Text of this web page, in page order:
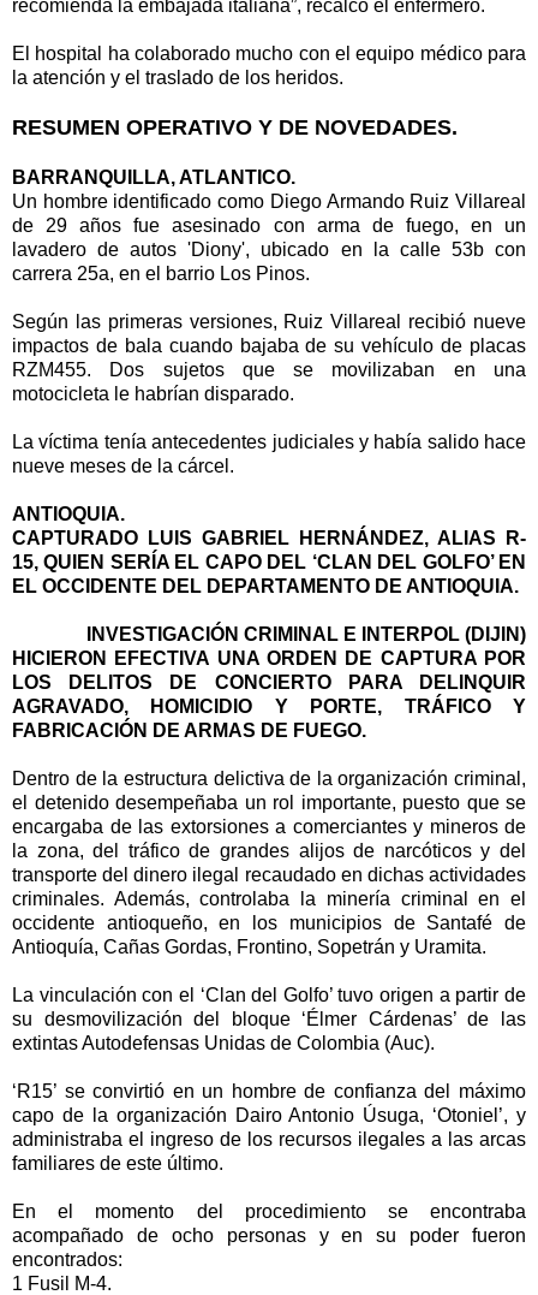
recomienda la embajada italiana”, recalcó el enfermero.
El hospital ha colaborado mucho con el equipo médico para
la atención y el traslado de los heridos.
RESUMEN OPERATIVO Y DE NOVEDADES.
BARRANQUILLA, ATLANTICO.
Un hombre identificado como Diego Armando Ruiz Villareal
de 29 años fue asesinado con arma de fuego, en un
lavadero de autos 'Diony', ubicado en la calle 53b con
carrera 25a, en el barrio Los Pinos.
Según las primeras versiones, Ruiz Villareal recibió nueve
impactos de bala cuando bajaba de su vehículo de placas
RZM455. Dos sujetos que se movilizaban en una
motocicleta le habrían disparado.
La víctima tenía antecedentes judiciales y había salido hace
nueve meses de la cárcel.
ANTIOQUIA.
CAPTURADO LUIS GABRIEL HERNÁNDEZ, ALIAS R-
15, QUIEN SERÍA EL CAPO DEL ‘CLAN DEL GOLFO’ EN
EL OCCIDENTE DEL DEPARTAMENTO DE ANTIOQUIA.
INVESTIGACIÓN CRIMINAL E INTERPOL (DIJIN)
HICIERON EFECTIVA UNA ORDEN DE CAPTURA POR
LOS DELITOS DE CONCIERTO PARA DELINQUIR
AGRAVADO, HOMICIDIO Y PORTE, TRÁFICO Y
FABRICACIÓN DE ARMAS DE FUEGO.
Dentro de la estructura delictiva de la organización criminal,
el detenido desempeñaba un rol importante, puesto que se
encargaba de las extorsiones a comerciantes y mineros de
la zona, del tráfico de grandes alijos de narcóticos y del
transporte del dinero ilegal recaudado en dichas actividades
criminales. Además, controlaba la minería criminal en el
occidente antioqueño, en los municipios de Santafé de
Antioquía, Cañas Gordas, Frontino, Sopetrán y Uramita.
La vinculación con el ‘Clan del Golfo’ tuvo origen a partir de
su desmovilización del bloque ‘Élmer Cárdenas’ de las
extintas Autodefensas Unidas de Colombia (Auc).
‘R15’ se convirtió en un hombre de confianza del máximo
capo de la organización Dairo Antonio Úsuga, ‘Otoniel’, y
administraba el ingreso de los recursos ilegales a las arcas
familiares de este último.
En el momento del procedimiento se encontraba
acompañado de ocho personas y en su poder fueron
encontrados:
1 Fusil M-4.